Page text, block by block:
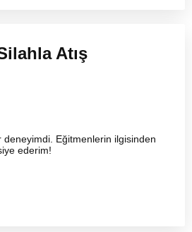
Atış
deneyimdi. Eğitmenlerin ilgisinden
ederim!